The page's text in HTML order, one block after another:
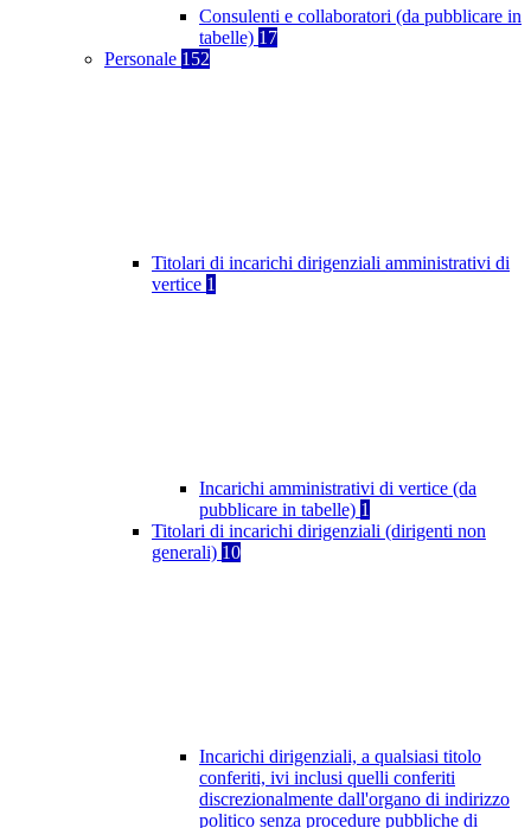
Consulenti e collaboratori (da pubblicare in
tabelle) 17
Personale 152
Titolari di incarichi dirigenziali amministrativi di
vertice 1
Incarichi amministrativi di vertice (da
pubblicare in tabelle) 1
Titolari di incarichi dirigenziali (dirigenti non
generali) 10
Incarichi dirigenziali, a qualsiasi titolo
conferiti, ivi inclusi quelli conferiti
discrezionalmente dall'organo di indirizzo
politico senza procedure pubbliche di